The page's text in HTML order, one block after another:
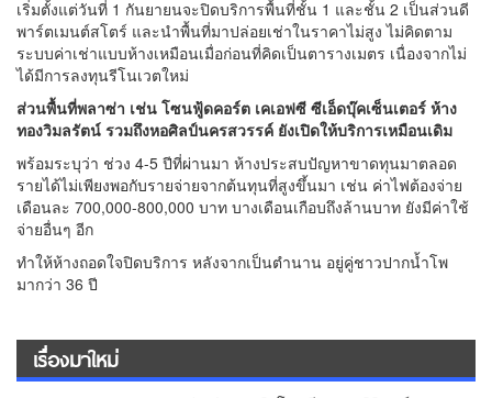
เริ่มตั้งแต่วันที่ 1 กันยายนจะปิดบริการพื้นที่ชั้น 1 และชั้น 2 เป็นส่วนดี
พาร์ตเมนต์สโตร์ และนำพื้นที่มาปล่อยเช่าในราคาไม่สูง ไม่คิดตาม
ระบบค่าเช่าแบบห้างเหมือนเมื่อก่อนที่คิดเป็นตารางเมตร เนื่องจากไม่
ได้มีการลงทุนรีโนเวตใหม่
ส่วนพื้นที่พลาซ่า เช่น โซนฟู้ดคอร์ต เคเอฟซี ซีเอ็ดบุ๊คเซ็นเตอร์ ห้าง
ทองวิมลรัตน์ รวมถึงหอศิลป์นครสวรรค์ ยังเปิดให้บริการเหมือนเดิม
พร้อมระบุว่า ช่วง 4-5 ปีที่ผ่านมา ห้างประสบปัญหาขาดทุนมาตลอด
รายได้ไม่เพียงพอกับรายจ่ายจากต้นทุนที่สูงขึ้นมา เช่น ค่าไฟต้องจ่าย
เดือนละ 700,000-800,000 บาท บางเดือนเกือบถึงล้านบาท ยังมีค่าใช้
จ่ายอื่นๆ อีก
ทำให้ห้างถอดใจปิดบริการ หลังจากเป็นตำนาน อยู่คู่ชาวปากน้ำโพ
มากว่า 36 ปี
เรื่องมาใหม่